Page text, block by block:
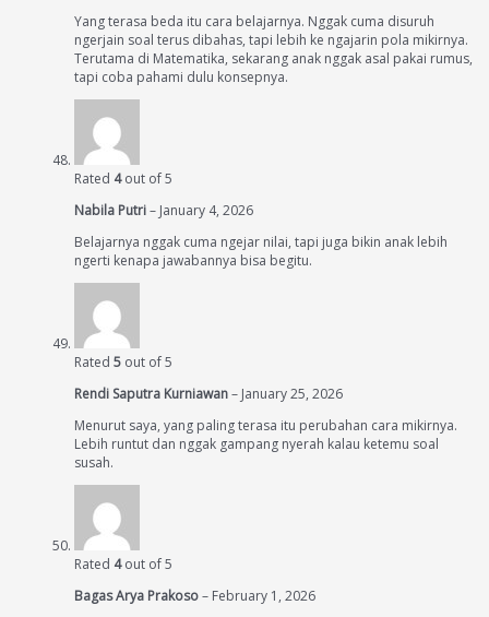
Yang terasa beda itu cara belajarnya. Nggak cuma disuruh
ngerjain soal terus dibahas, tapi lebih ke ngajarin pola mikirnya.
Terutama di Matematika, sekarang anak nggak asal pakai rumus,
tapi coba pahami dulu konsepnya.
Rated 4out of 5
Nabila Putri– January 4, 2026
Belajarnya nggak cuma ngejar nilai, tapi juga bikin anak lebih
ngerti kenapa jawabannya bisa begitu.
Rated 5 out of 5
Rendi Saputra Kurniawan– January 25, 2026
Menurut saya, yang paling terasa itu perubahan cara mikirnya.
Lebih runtut dan nggak gampang nyerah kalau ketemu soal
susah.
Rated 4out of 5
Bagas Arya Prakoso– February 1, 2026